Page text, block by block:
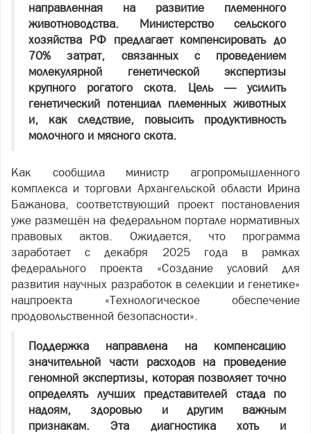
направленная на развитие племенного
животноводства. Министерство сельского
хозяйства РФ предлагает компенсировать до
70% затрат, связанных с проведением
молекулярной генетической экспертизы
крупного рогатого скота. Цель — усилить
генетический потенциал племенных животных
и, как следствие, повысить продуктивность
молочного и мясного скота.
Как сообщила министр агропромышленного
комплекса и торговли Архангельской области Ирина
Бажанова, соответствующий проект постановления
уже размещён на федеральном портале нормативных
правовых актов. Ожидается, что программа
заработает с декабря 2025 года в рамках
федерального проекта «Создание условий для
развития научных разработок в селекции и генетике»
нацпроекта «Технологическое обеспечение
продовольственной безопасности».
Поддержка направлена на компенсацию
значительной части расходов на проведение
геномной экспертизы, которая позволяет точно
определять лучших представителей стада по
надоям, здоровью и другим важным
признакам. Эта диагностика хоть и